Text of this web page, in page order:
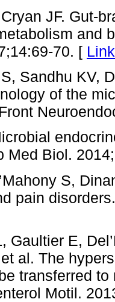
JF. Gut-
and
70. [
Sandhu KV,
of the
Med Biol.
S,
pain
Gaultier E,
al. The
transferred
Motil.